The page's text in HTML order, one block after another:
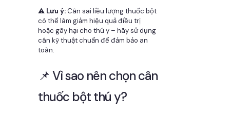
⚠️ Lưu ý:Cân sai liều lượng thuốc bột
có thể làm giảm hiệu quả điều trị
hoặc gây hại cho thú y – hãy sử dụng
cân kỹ thuật chuẩn để đảm bảo an
toàn.
📌 Vì sao nên chọn cân
thuốc bột thú y?